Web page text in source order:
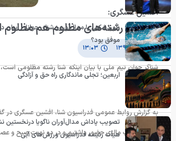
افشین عسگری:
شنا بین رشته‌های مظلوم هم مظلوم است/
۱۰ تیر ۱۳۹۱ ۱۳:۰۳
می‌کند.
به گزارش روابط عمومی فدراسیون شنا، افشین عسگری در
مسابقات کاپ مالزی حضور داشتیم و در دو نوبت صبح و عصر
رکوردشکنی یا مدال‌آوری؛ شنای جوانان ایران
موفق بود؟
اربعین؛ تجلی ماندگاری راه حق و آزادگی
تصویب پاداش مدال‌آوران ناگویا
هیأت رئیسه فدراسیون ورزش‌های آبی